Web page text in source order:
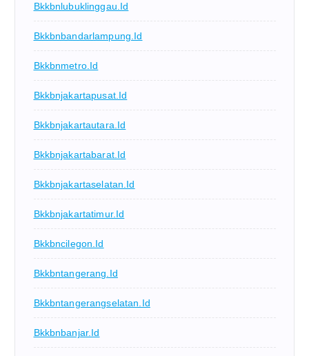
Bkkbnlubuklinggau.id
Bkkbnbandarlampung.id
Bkkbnmetro.id
Bkkbnjakartapusat.id
Bkkbnjakartautara.id
Bkkbnjakartabarat.id
Bkkbnjakartaselatan.id
Bkkbnjakartatimur.id
Bkkbncilegon.id
Bkkbntangerang.id
Bkkbntangerangselatan.id
Bkkbnbanjar.id